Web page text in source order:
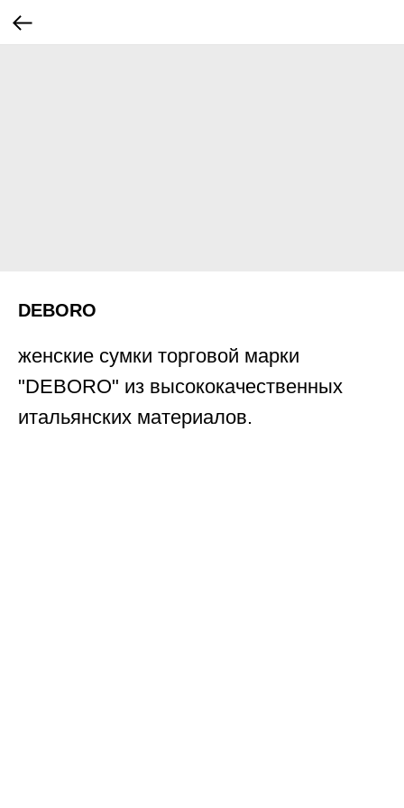
DEBORO
женские сумки торговой марки
"DEBORO" из высококачественных
итальянских материалов.